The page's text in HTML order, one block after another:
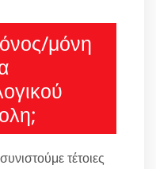
μόνη
τέτοιες